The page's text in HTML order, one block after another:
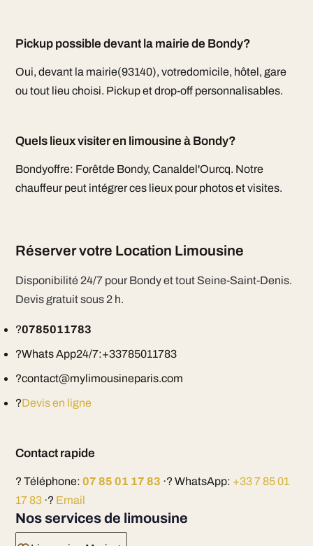
Pickup possible devant la mairie de Bondy?
Oui, devant la mairie(93140), votredomicile, hôtel, gare
ou tout lieu choisi. Pickup et drop-off personnalisables.
Quels lieux visiter en limousine à Bondy?
Bondyoffre: Forêtde Bondy, Canaldel'Ourcq. Notre
chauffeur peut intégrer ces lieux pour photos et visites.
Réserver votre Location Limousine
Disponibilité 24/7 pour Bondy et tout Seine-Saint-Denis.
Devis gratuit sous 2 h.
?0785011783
?Whats App24/7:+33785011783
?contact@mylimousineparis.com
?Devis en ligne
Contact rapide
? Téléphone: 07 85 01 17 83 ·? WhatsApp: +33 7 85 01
17 83·? Email
Nos services de limousine